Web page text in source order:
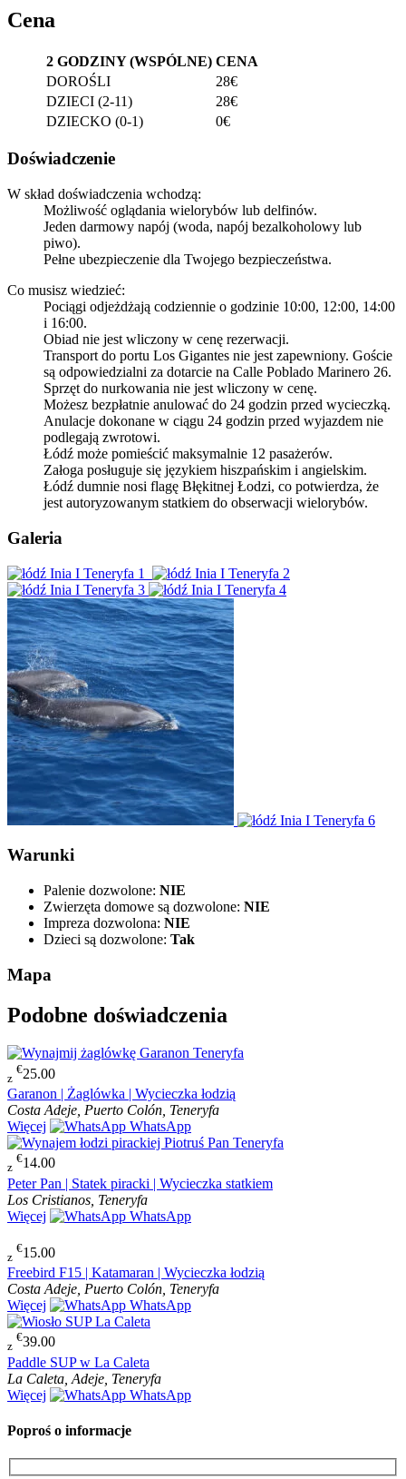
Cena
2 GODZINY (WSPÓLNE) CENA
DOROŚLI
28€
DZIECI (2-11)
28€
DZIECKO (0-1)
0€
Doświadczenie
W skład doświadczenia wchodzą:
Możliwość oglądania wielorybów lub delfinów.
Jeden darmowy napój (woda, napój bezalkoholowy lub
piwo).
Pełne ubezpieczenie dla Twojego bezpieczeństwa.
Co musisz wiedzieć:
Pociągi odjeżdżają codziennie o godzinie 10:00, 12:00, 14:00
i 16:00.
Obiad nie jest wliczony w cenę rezerwacji.
Transport do portu Los Gigantes nie jest zapewniony. Goście
są odpowiedzialni za dotarcie na Calle Poblado Marinero 26.
Sprzęt do nurkowania nie jest wliczony w cenę.
Możesz bezpłatnie anulować do 24 godzin przed wycieczką.
Anulacje dokonane w ciągu 24 godzin przed wyjazdem nie
podlegają zwrotowi.
Łódź może pomieścić maksymalnie 12 pasażerów.
Załoga posługuje się językiem hiszpańskim i angielskim.
Łódź dumnie nosi flagę Błękitnej Łodzi, co potwierdza, że
jest autoryzowanym statkiem do obserwacji wielorybów.
Galeria
Warunki
Palenie dozwolone: NIE
Zwierzęta domowe są dozwolone: NIE
Impreza dozwolona: NIE
Dzieci są dozwolone: Tak
Mapa
Podobne doświadczenia
z
€25.00
Garanon | Żaglówka | Wycieczka łodzią
Costa Adeje, Puerto Colón, Teneryfa
Więcej
WhatsApp
z
€14.00
Peter Pan | Statek piracki | Wycieczka statkiem
Los Cristianos, Teneryfa
Więcej
WhatsApp
z
€15.00
Freebird F15 | Katamaran | Wycieczka łodzią
Costa Adeje, Puerto Colón, Teneryfa
Więcej
WhatsApp
z
€39.00
Paddle SUP w La Caleta
La Caleta, Adeje, Teneryfa
Więcej
WhatsApp
Poproś o informacje